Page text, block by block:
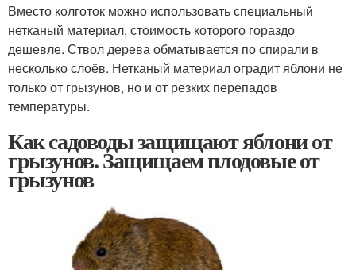
Вместо колготок можно использовать специальный
нетканый материал, стоимость которого гораздо
дешевле. Ствол дерева обматывается по спирали в
несколько слоёв. Нетканый материал оградит яблони не
только от грызунов, но и от резких перепадов
температуры.
Как садоводы защищают яблони от
грызунов. Защищаем плодовые от
грызунов